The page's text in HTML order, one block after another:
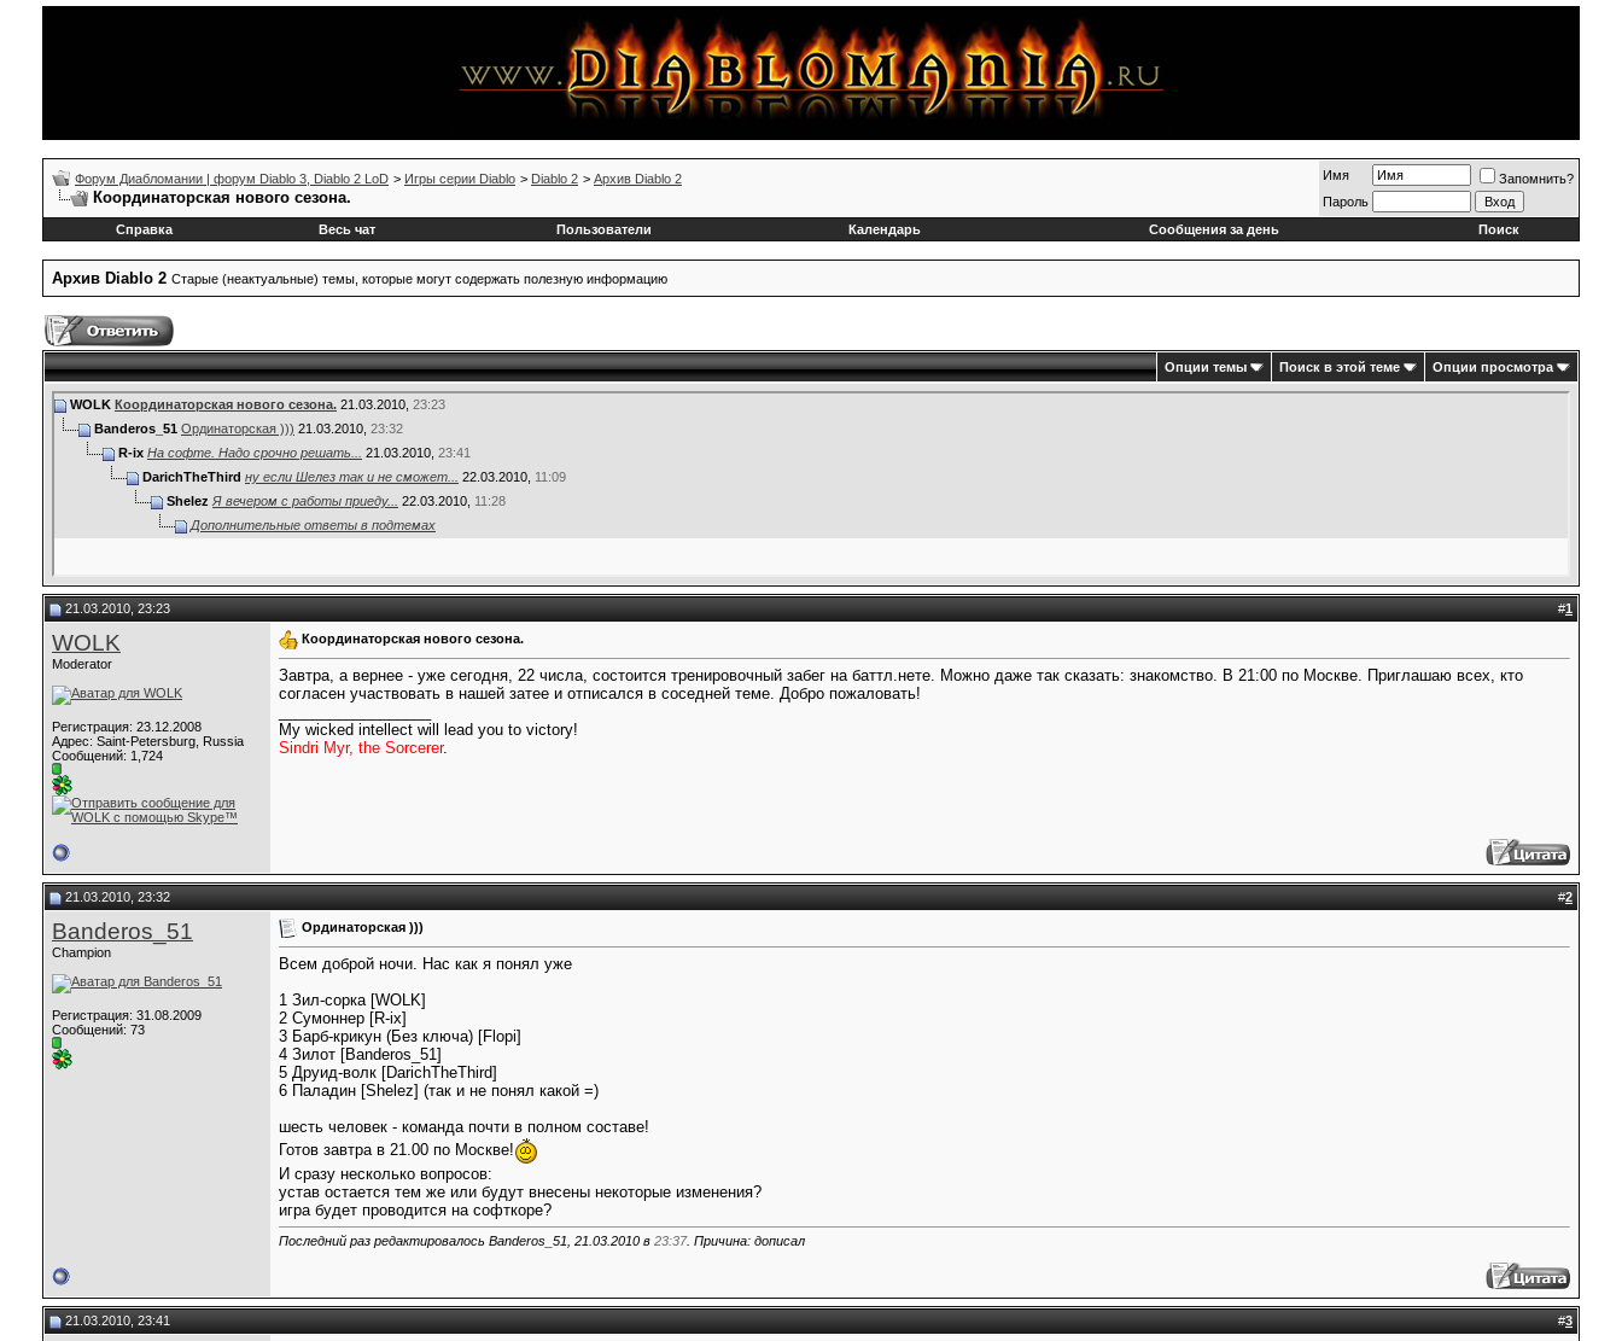
Форум Диабломании | форум Diablo 3, Diablo 2 LoD > Игры серии Diablo > Diablo 2 > Архив Diablo 2
Координаторская нового сезона.
Имя
Запомнить?
Пароль
Справка
Весь чат Пользователи Календарь Сообщения за день Поиск
Архив Diablo 2 Старые (неактуальные) темы, которые могут содержать полезную информацию
Опции темы Поиск в этой теме Опции просмотра
WOLK Координаторская нового сезона. 21.03.2010, 23:23
Banderos_51 Ординаторская ))) 21.03.2010, 23:32
R-ix На софте. Надо срочно решать... 21.03.2010, 23:41
DarichTheThird ну если Шелез так и не сможет... 22.03.2010, 11:09
Shelez Я вечером с работы приеду... 22.03.2010, 11:28
Дополнительные ответы в подтемах
21.03.2010, 23:23 #1
WOLK
Moderator
Регистрация: 23.12.2008
Адрес: Saint-Petersburg, Russia
Сообщений: 1,724
Координаторская нового сезона.
Завтра, а вернее - уже сегодня, 22 числа, состоится тренировочный забег на баттл.нете. Можно даже так сказать: знакомство. В 21:00 по Москве. Приглашаю всех, кто
согласен участвовать в нашей затее и отписался в соседней теме. Добро пожаловать!
My wicked intellect will lead you to victory!
Sindri Myr, the Sorcerer.
21.03.2010, 23:32 #2
Banderos_51
Champion
Регистрация: 31.08.2009
Сообщений: 73
Ординаторская )))
Всем доброй ночи. Нас как я понял уже
1 Зил-сорка [WOLK]
2 Сумоннер [R-ix]
3 Барб-крикун (Без ключа) [Flopi]
4 Зилот [Banderos_51]
5 Друид-волк [DarichTheThird]
6 Паладин [Shelez] (так и не понял какой =)
шесть человек - команда почти в полном составе!
Готов завтра в 21.00 по Москве!
И сразу несколько вопросов:
устав остается тем же или будут внесены некоторые изменения?
игра будет проводится на софткоре?
Последний раз редактировалось Banderos_51, 21.03.2010 в 23:37. Причина: дописал
21.03.2010, 23:41 #3